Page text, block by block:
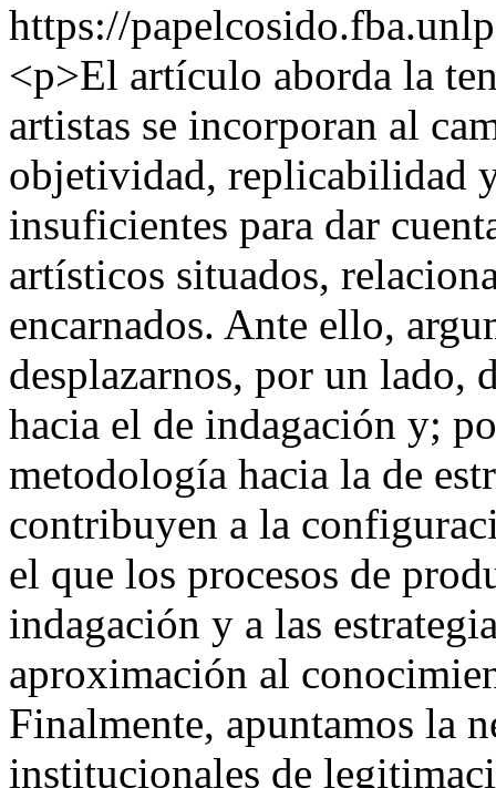
https://
<p>El artículo aborda la
artistas se incorporan al
objetividad, replicabilidad
insuficientes para dar
artísticos situados,
encarnados. Ante ello,
desplazarnos, por un lado,
hacia el de indagación y;
metodología hacia la de
contribuyen a la
el que los procesos de
indagación y a las
aproximación al
Finalmente, apuntamos la
institucionales de